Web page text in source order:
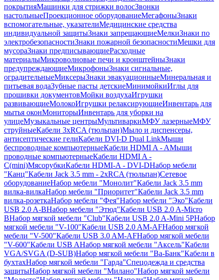
покрытияМашинки для стрижки волосЗвонки
настольныеПроекционное оборудованиеМегафоныЗнаки
вспомогательные, указателиМедицинские средства
индивидуальной защитыЗнаки запрещающиеМелкиЗнаки по
электробезопасностиЗнаки пожарной безопасностиМешки для
мусораЗнаки предписывающиеРасходные
материалыМикроволновые печи и кронштейныЗнаки
предупреждающиеМикрофоныЗнаки сигнальные,
оградительныеМиксерыЗнаки эвакуационныеМинеральная и
питьевая водаЗубные пасты детскиеМинимойкиИглы для
прошивки документовМойки воздухаИгрушки
развивающиеМолокоИгрушки релаксирующиеИнвентарь для
мытья оконМониторыИнвентарь для уборки на
улицеМузыкальные центрыМультиваркиМФУ лазерныеМФУ
струйныеКабели 3xRCA (тюльпан)Мыло и диспенсеры,
антисептические гелиКабели DVI-D Dual LinkМыши
беспроводные компьютерныеКабели HDMI A - AМыши
проводные компьютерныеКабели HDMI A -
C(mini)МясорубкиКабели HDMI-A - DVI-DНабор мебели
"Канц"Кабели Jack 3.5 mm - 2xRCA (тюльпан)Сетевое
оборудованиеНабор мебели "Монолит"Кабели Jack 3.5 mm
вилка-вилкаНабор мебели "Приоритет"Кабели Jack 3.5 mm
вилка-розеткаНабор мебели "Фея"Набор мебели "Эко"Кабели
USB 2.0 A-BНабор мебели "Этюд"Кабели USB 2.0 A-Micro
BНабор мягкой мебели "Club"Кабели USB 2.0 A-Mini 5PНабор
мягкой мебели "V-100"Кабели USB 2.0 AM-AFНабор мягкой
мебели "V-500"Кабели USB 3.0 AM-AFНабор мягкой мебели
"V-600"Кабели USB AНабор мягкой мебели "Аксель"Кабели
VGA/SVGA (D-SUB)Набор мягкой мебели "Ва-Банк"Кабели в
бухтахНабор мягкой мебели "Гарда"Спецодежда и средства
защитыНабор мягкой мебели "Милано"Набор мягкой мебели